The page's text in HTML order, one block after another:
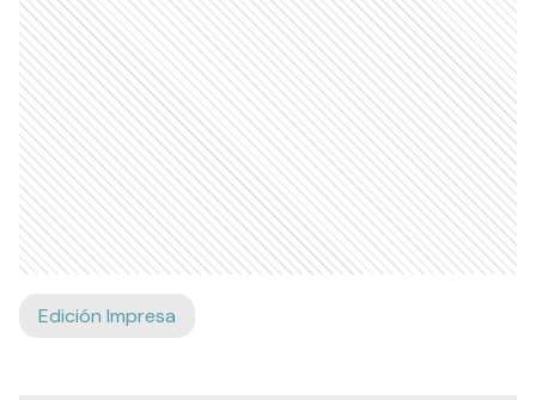
Edición Impresa